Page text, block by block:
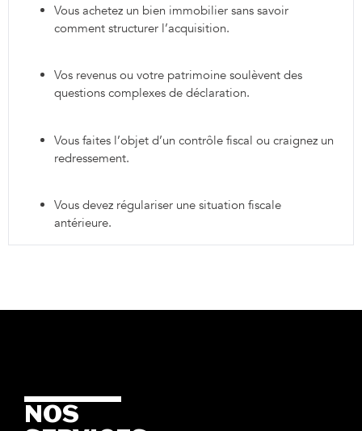
Vous achetez un bien immobilier sans savoir
comment structurer l’acquisition.
Vos revenus ou votre patrimoine soulèvent des
questions complexes de déclaration.
Vous faites l’objet d’un contrôle fiscal ou craignez un
redressement.
Vous devez régulariser une situation fiscale
antérieure.
NOS